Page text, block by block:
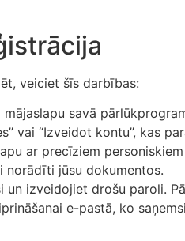
veiciet šīs darbības:
savā
vai “Izveidot kontu”, kas
ar precīziem
norādīti jūsu dokumentos.
un izveidojiet drošu paroli.
e-pastā, ko